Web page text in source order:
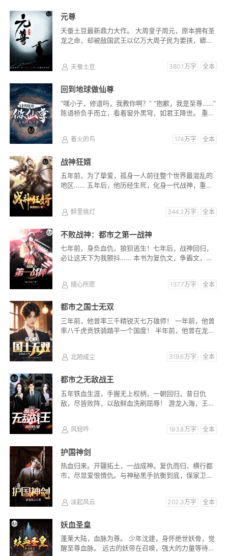
元尊
天蚕土豆最新鼎力大作。 大周皇子周元，原本拥有圣
龙之命，却被敌国武王以亿万大周子民为要挟，蟒雀
天蚕土豆 380.1万字 全本
回到地球做仙尊
“嘿小子，修道吗，我教你啊？” “抱歉，我是至尊……”
陈语桥负手而立，看着窗外黑穹，如君王降世。 重生
着火的鸟 174万字 全本
战神狂婿
五年前，为了挚爱，孤身一人前往整个世界最混乱的
地区…… 五年后，他历经生死，化身一代战神，重回
醉里挑灯 344.2万字 全本
不败战神：都市之第一战神
七年前，身负血仇，狼狈逃生！七年后，战神回归，
必让这天下为我颤抖…… 本书为复仇文，争霸文，各
随心所愿 137.7万字 全本
都市之国士无双
三年前，他曾率三千精锐灭七万雄师！ 一年前，他曾
率八千虎贲铁骑踏平一个国度！ 半年前，他曾在龙阳
北陌成尘 319.6万字 全本
都市之无敌战王
五年铁血生涯，手握无上权柄，一朝回归，昔日仇
敌，尽皆败阵，以敌鲜血洗刷屈辱！ 游龙入海，王者
风轻吟 193.8万字 全本
护国神剑
热血归来。开疆拓土，一战成神。复仇而归，横行都
市，尽显爱恨情仇。与神秘黑手抗衡到底，保家卫
淡起风云 202.3万字 全本
妖血圣皇
蓬莱大陆，血脉为尊。 少年沈建，身怀绝世妖骨，觉
醒至尊血脉。 远古的妖帝在召唤，强大的力量等待着